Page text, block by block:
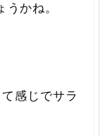
かね。
て感じでサラ